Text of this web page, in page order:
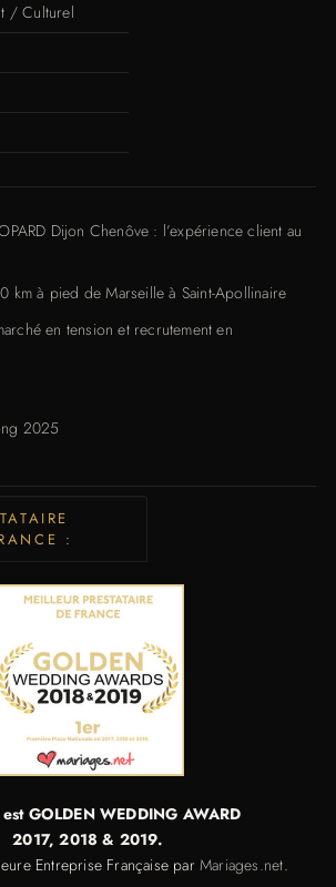
/ Culturel
Dijon Chenôve : l’expérience client au
km à pied de Marseille à Saint-Apollinaire
en tension et recrutement en
2025
:
GOLDEN WEDDING AWARD
2017,2018 & 2019.
Entreprise Française parMariages.net.